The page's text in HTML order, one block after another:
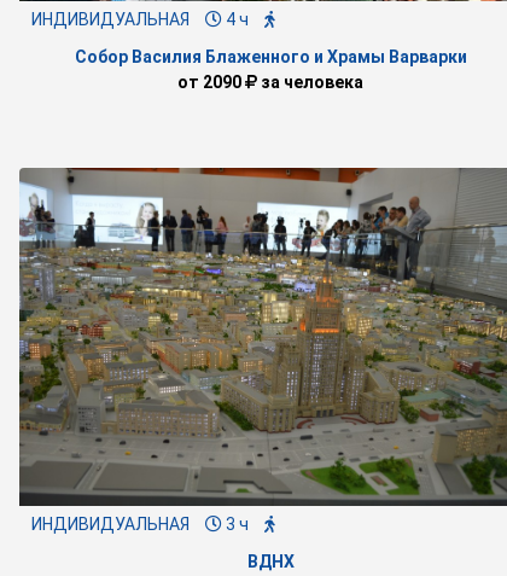
ИНДИВИДУАЛЬНАЯ
4 ч
Собор Василия Блаженного и Храмы Варварки
от 2090 за человека
ИНДИВИДУАЛЬНАЯ
3 ч
ВДНХ